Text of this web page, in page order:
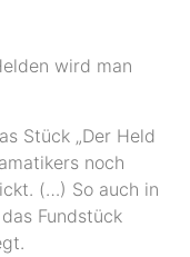
wird man
Stück „Der Held
noch
(…) So auch in
Fundstück